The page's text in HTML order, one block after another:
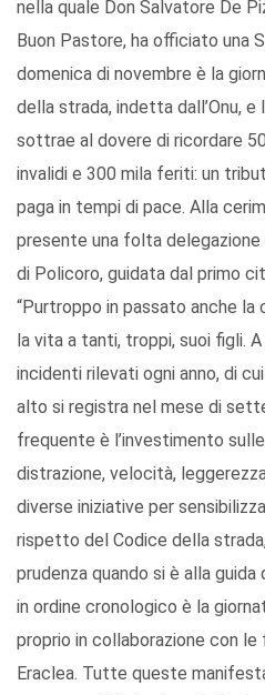
nella quale Don Salvatore De
Buon Pastore, ha officiato una
domenica di novembre è la
della strada, indetta dall’Onu,
sottrae al dovere di ricordare
invalidi e 300 mila feriti: un
paga in tempi di pace. Alla
presente una folta
di Policoro, guidata dal primo
“Purtroppo in passato anche
la vita a tanti, troppi, suoi figli.
incidenti rilevati ogni anno, di
alto si registra nel mese di
frequente è l’investimento
distrazione, velocità,
diverse iniziative per
rispetto del Codice della
prudenza quando si è alla guida
in ordine cronologico è la
proprio in collaborazione con le
Eraclea. Tutte queste